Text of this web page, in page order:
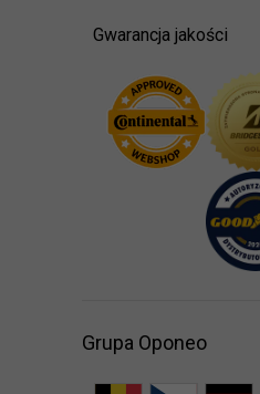
Gwarancja jakości
Grupa Oponeo